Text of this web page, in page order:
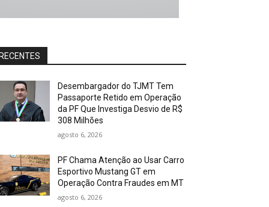
RECENTES
Desembargador do TJMT Tem
Passaporte Retido em Operação
da PF Que Investiga Desvio de R$
308 Milhões
agosto 6, 2026
PF Chama Atenção ao Usar Carro
Esportivo Mustang GT em
Operação Contra Fraudes em MT
agosto 6, 2026